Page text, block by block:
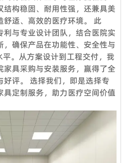
结构稳固、耐用性强，还兼具美
舒适、高效的医疗环境。 此
与专业设计团队，结合医院实
，确保产品在功能性、安全性与
。从方案设计到工程交付，我
具采购与安装服务，赢得了全
好评。 选择我们，即是选择专
具定制服务，助力医疗空间价值
验收报告、后续服务等。项目案例
统、酒店、银行等各行各业。我们
提供培训课程帮助品牌店客户建立
15年来客户选择我们的原因。
在合适的岗位，工程团队为客户提
空间配置、后期的跟进工作，致力
帮助您选择合适的家具并给出建议
金，装货前 70% 余款；信用证；
产品需支付 50% 定金。
定制产品时间需要20天；大批量生
，你们接受小额订单吗？
一刻起，您就成为我们宝贵的潜在
，我们都期待与您合作，希望我们
志放在产品上吗？
发送给我们，然后我们可以在椅子